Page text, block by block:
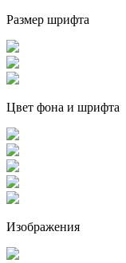
Размер шрифта
Цвет фона и шрифта
Изображения